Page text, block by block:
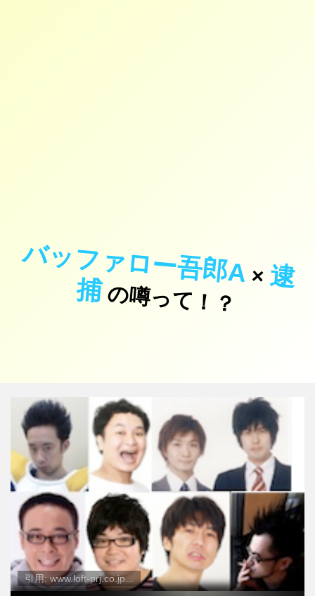
バッファロー吾郎A ×逮
捕の噂って！？
引用: www.loft-prj.co.jp...